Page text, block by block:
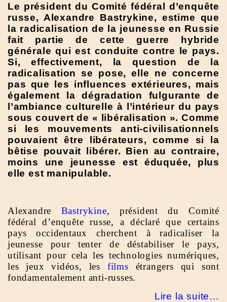
Le président du Comité fédéral d’enquête
russe, Alexandre Bastrykine, estime que
la radicalisation de la jeunesse en Russie
fait partie de cette guerre hybride
générale qui est conduite contre le pays.
Si, effectivement, la question de la
radicalisation se pose, elle ne concerne
pas que les influences extérieures, mais
également la dégradation fulgurante de
l’ambiance culturelle à l’intérieur du pays
sous couvert de « libéralisation ». Comme
si les mouvements anti-civilisationnels
pouvaient être libérateurs, comme si la
bêtise pouvait libérer. Bien au contraire,
moins une jeunesse est éduquée, plus
elle est manipulable.
Alexandre Bastrykine, président du Comité
fédéral d’enquête russe, a déclaré que certains
pays occidentaux cherchent à radicaliser la
jeunesse pour tenter de déstabiliser le pays,
utilisant pour cela les technologies numériques,
les jeux vidéos, les films étrangers qui sont
fondamentalement anti-russes.
Lire la suite…